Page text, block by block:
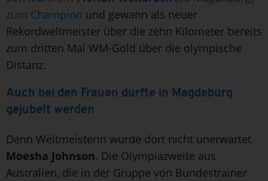
zum Champion und gewann als neuer
Rekordweltmeister über die zehn Kilometer bereits
zum dritten Mal WM-Gold über die olympische
Distanz.
Auch bei den Frauen durfte in Magdeburg
gejubelt werden
Denn Weltmeisterin wurde dort nicht unerwartet
Moesha Johnson. Die Olympiazweite aus
Australien, die in der Gruppe von Bundestrainer